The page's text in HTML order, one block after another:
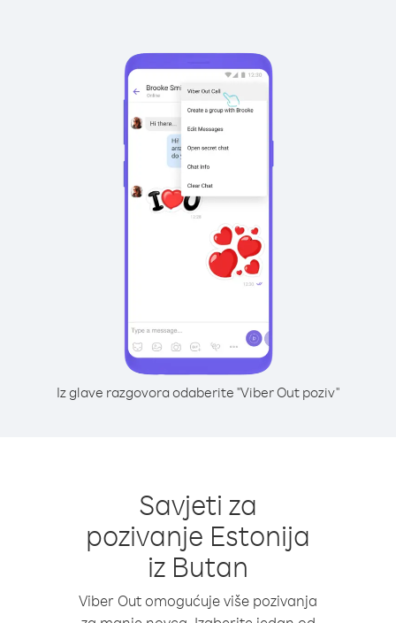
Iz glave razgovora odaberite "Viber Out poziv"
Savjeti za
pozivanje Estonija
iz Butan
Viber Out omogućuje više pozivanja